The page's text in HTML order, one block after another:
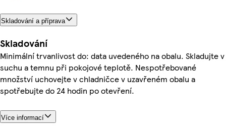
Skladování a příprava
Skladování
Minimální trvanlivost do: data uvedeného na obalu. Skladujte v
suchu a temnu při pokojové teplotě. Nespotřebované
množství uchovejte v chladničce v uzavřeném obalu a
spotřebujte do 24 hodin po otevření.
Více informací